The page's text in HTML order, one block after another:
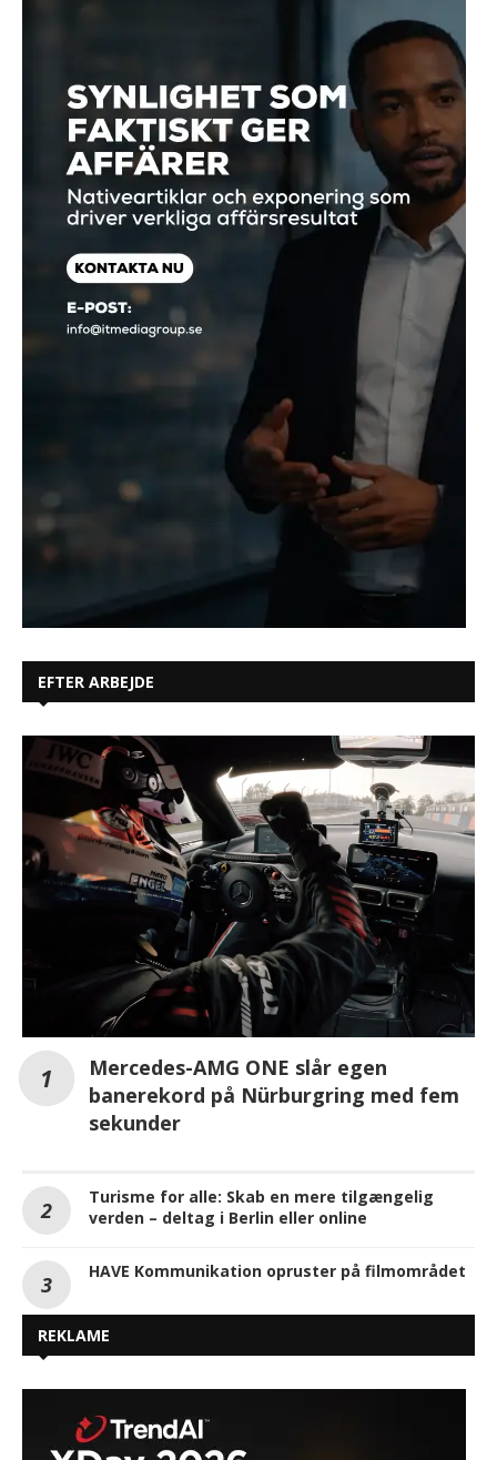
EFTER ARBEJDE
Mercedes-AMG ONE slår egen
banerekord på Nürburgring med fem
sekunder
Turisme for alle: Skab en mere tilgængelig
verden – deltag i Berlin eller online
HAVE Kommunikation opruster på filmområdet
REKLAME